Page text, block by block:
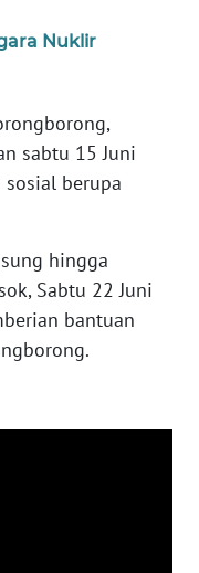
Nuklir
sabtu 15 Juni
berupa
hingga
Sabtu 22 Juni
bantuan